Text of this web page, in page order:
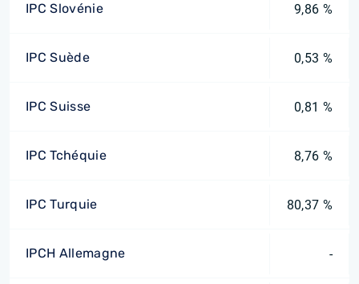
IPC Slovénie 9,86 %
IPC Suède 0,53 %
IPC Suisse 0,81 %
IPC Tchéquie 8,76 %
IPC Turquie 80,37 %
IPCH Allemagne -